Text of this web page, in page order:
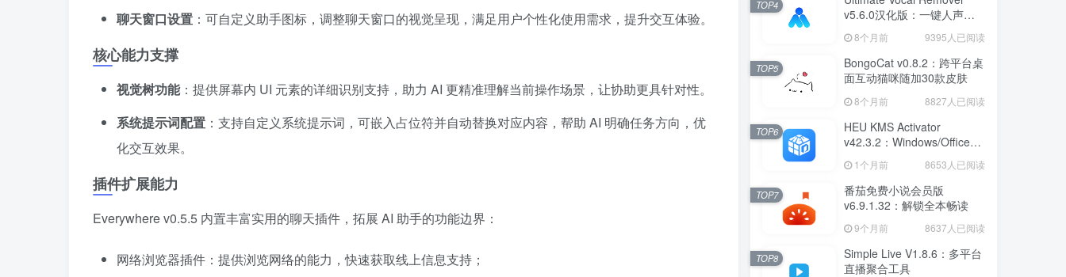
聊天窗口设置 ：可自定义助手图标，调整聊天窗口的视觉呈现，满足用户个性化使用需求，提升交互体验。
核心能力支撑
视觉树功能：提供屏幕内 UI 元素的详细识别支持，助力 AI 更精准理解当前操作场景，让协助更具针对性。
系统提示词配置 ：支持自定义系统提示词，可嵌入占位符并自动替换对应内容，帮助 AI 明确任务方向，优
化交互效果。
插件扩展能力
Everywhere v0.5.5 内置丰富实用的聊天插件，拓展 AI 助手的功能边界：
网络浏览器插件：提供浏览网络的能力，快速获取线上信息支持；
v5.6.0汉化版：一键人声分
离工具
8个月前 9395人已阅读
TOP4
BongoCat v0.8.2：跨平台桌
面互动猫咪随加30款皮肤
8个月前 8827人已阅读
TOP5
HEU KMS Activator
v42.3.2：Windows/Office智
1个月前 8653人已阅读
TOP6
番茄免费小说会员版
v6.9.1.32：解锁全本畅读
9个月前 8637人已阅读
TOP7
Simple Live V1.8.6：多平台
直播聚合工具
TOP8